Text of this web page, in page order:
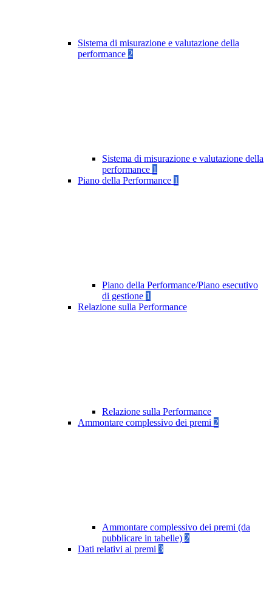
Sistema di misurazione e valutazione della
performance 2
Sistema di misurazione e valutazione della
performance 1
Piano della Performance 1
Piano della Performance/Piano esecutivo
di gestione 1
Relazione sulla Performance
Relazione sulla Performance
Ammontare complessivo dei premi 2
Ammontare complessivo dei premi (da
pubblicare in tabelle) 2
Dati relativi ai premi 3